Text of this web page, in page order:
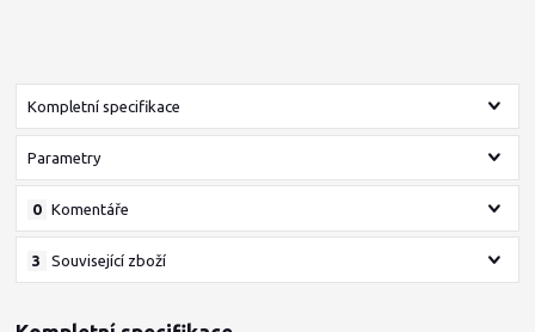
Kompletní specifikace
Parametry
Komentáře
0
Související zboží
3